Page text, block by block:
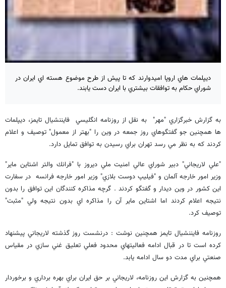
ديپلمات هاي اروپا اميدوارند كه تا پيش از طرح موضوع هسته اي ايران در
شوراي حكام به توافقات بيشتري با ايران دست يابند.
به گزارش خبرگزاري "مهر" به نقل از روزنامه انگليسي فايننشيال تايمز، ديپلمات
ها همچنين جو گفتگوهاي روز جمعه در وين را "بهتر از معمول" توصيف و اعلام
كردند كه به نظر مي رسد تهران براي رسيدن به توافق تمايل دارد.
"علي لاريجاني" دبير شوراي عالي امنيت ملي ديروز با "فرانك والتر اشتاين ماير"
وزير امور خارجه آلمان و "فيليپ دوست بلازي" وزير امور خارجه فرانسه در سفارت
اين كشور در وين ديدار و گفتگو كردند . گرچه مذاكره كنندگان اين توافق را بدون
نتيجه اعلام كردند اما اشتاين ماير آن را مذاكره اي بدون نتيجه ولي "مثبت"
توصيف كرد.
روزنامه فايننشيال تايمز همچنين نوشت : درنشست روز گذشته لاريجاني پيشنهاد
كرده است تا در قبال ادامه فعاليتهاي محدود فعلي تعليق غني سازي در مقياس
صنعتي براي مدت دو سال ادامه يابد.
همچنين به گزارش اين روزنامه، لاريجاني بر حق ايران براي بهره برداري و برخوردار